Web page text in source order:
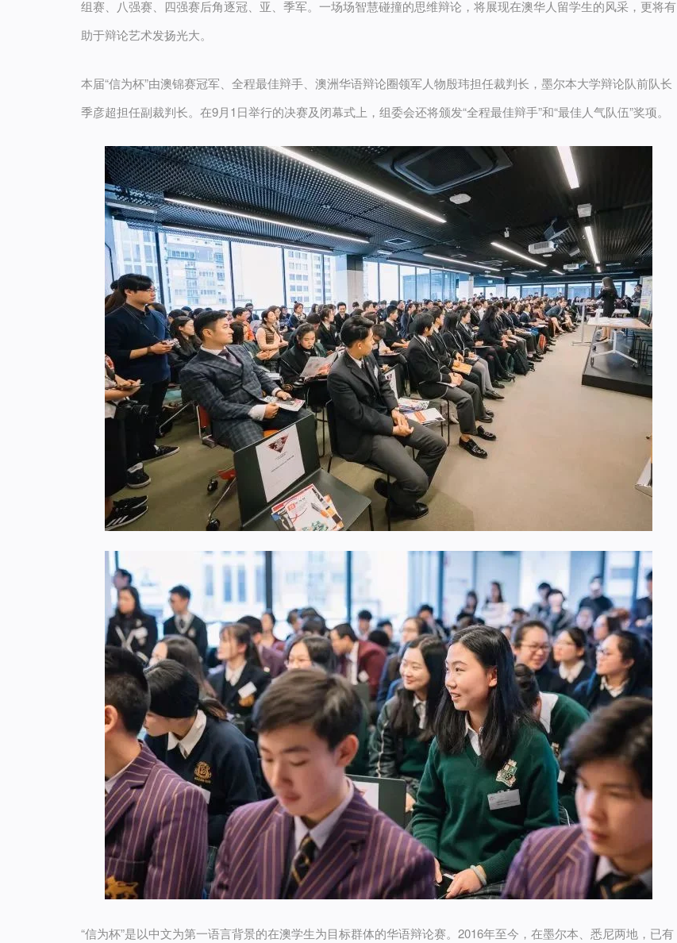
组赛、八强赛、四强赛后角逐冠、亚、季军。一场场智慧碰撞的思维辩论，将展现在澳华人留学生的风采，更将有
助于辩论艺术发扬光大。
本届“信为杯”由澳锦赛冠军、全程最佳辩手、澳洲华语辩论圈领军人物殷玮担任裁判长，墨尔本大学辩论队前队长
季彦超担任副裁判长。在9月1日举行的决赛及闭幕式上，组委会还将颁发“全程最佳辩手”和“最佳人气队伍”奖项。
“信为杯”是以中文为第一语言背景的在澳学生为目标群体的华语辩论赛。2016年至今，在墨尔本、悉尼两地，已有